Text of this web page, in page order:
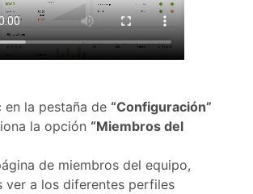
en la pestaña de “Configuración”
la opción “Miembros del
de miembros del equipo,
ver a los diferentes perfiles